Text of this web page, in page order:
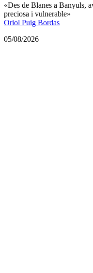
«Des de Blanes a Banyuls,
preciosa i vulnerable»
Oriol Puig Bordas
05/08/2026